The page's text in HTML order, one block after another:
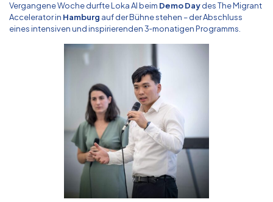
Vergangene Woche durfte Loka AI beim Demo DaydesThe Migrant
Acceleratorin Hamburg auf der Bühne stehen – der Abschluss
eines intensiven und inspirierenden 3‑monatigen Programms.